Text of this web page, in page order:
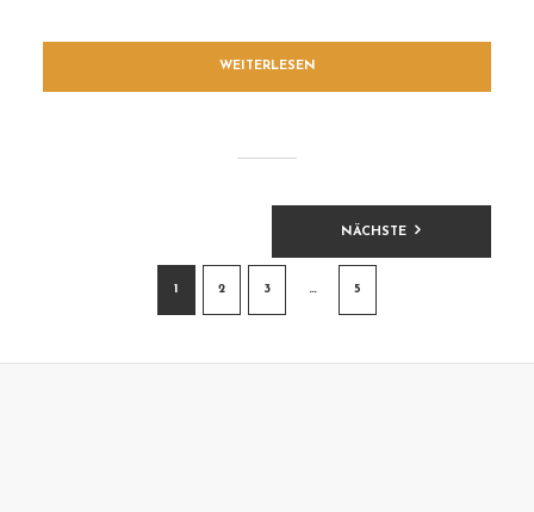
WEITERLESEN
BEITRAGSNAVIGATION
1 2 3 … 5
NÄCHSTE